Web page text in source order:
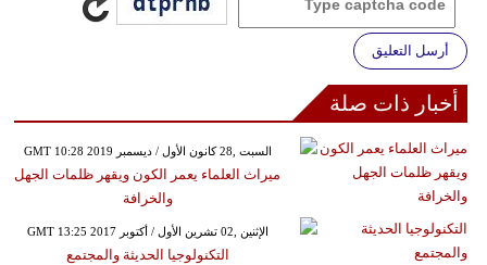
أرسل التعليق
أخبار ذات صلة
GMT 10:28 2019 السبت ,28 كانون الأول / ديسمبر
ميراث العلماء يعمر الكون ويقهر ظلمات الجهل
والخرافة
GMT 13:25 2017 الإثنين ,02 تشرين الأول / أكتوبر
التكنولوجيا الحديثة والمجتمع